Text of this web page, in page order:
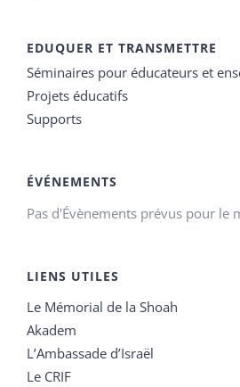
EDUQUER ET TRANSMETTRE
Séminaires pour éducateurs et
Projets éducatifs
Supports
ÉVÉNEMENTS
Pas d'Évènements prévus pour le
LIENS UTILES
Le Mémorial de la Shoah
Akadem
L’Ambassade d’Israël
Le CRIF